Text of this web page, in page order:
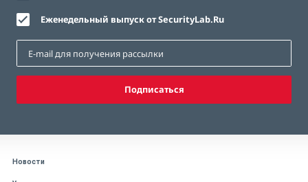
Еженедельный выпуск от SecurityLab.Ru
Подписаться
Новости